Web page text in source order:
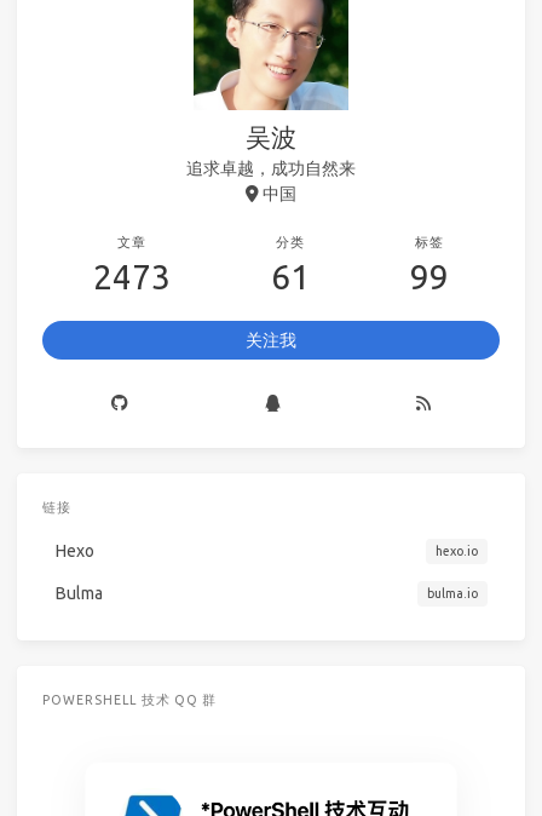
吴波
追求卓越，成功自然来
中国
文章
2473
分类
61
标签
99
关注我
链接
Hexo hexo.io
Bulma bulma.io
POWERSHELL 技术 QQ 群